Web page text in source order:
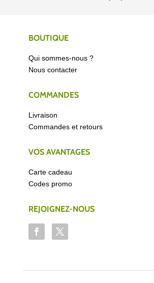
BOUTIQUE
Qui sommes-nous ?
Nous contacter
COMMANDES
Livraison
Commandes et retours
VOS AVANTAGES
Carte cadeau
Codes promo
REJOIGNEZ-NOUS